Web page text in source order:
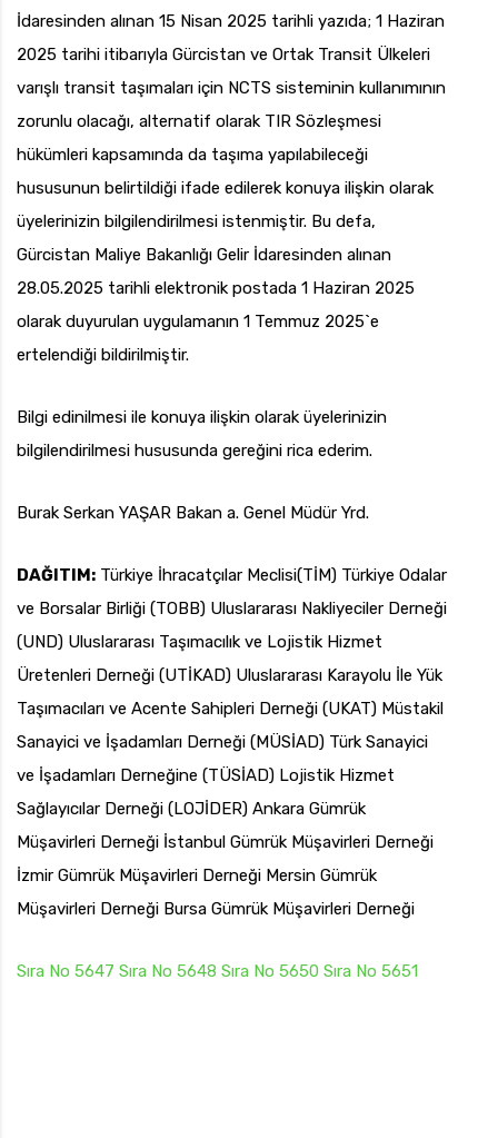
İdaresinden alınan 15 Nisan 2025 tarihli yazıda; 1 Haziran
2025 tarihi itibarıyla Gürcistan ve Ortak Transit Ülkeleri
varışlı transit taşımaları için NCTS sisteminin kullanımının
zorunlu olacağı, alternatif olarak TIR Sözleşmesi
hükümleri kapsamında da taşıma yapılabileceği
hususunun belirtildiği ifade edilerek konuya ilişkin olarak
üyelerinizin bilgilendirilmesi istenmiştir. Bu defa,
Gürcistan Maliye Bakanlığı Gelir İdaresinden alınan
28.05.2025 tarihli elektronik postada 1 Haziran 2025
olarak duyurulan uygulamanın 1 Temmuz 2025`e
ertelendiği bildirilmiştir.
Bilgi edinilmesi ile konuya ilişkin olarak üyelerinizin
bilgilendirilmesi hususunda gereğini rica ederim.
Burak Serkan YAŞAR Bakan a. Genel Müdür Yrd.
DAĞITIM: Türkiye İhracatçılar Meclisi(TİM) Türkiye Odalar
ve Borsalar Birliği (TOBB) Uluslararası Nakliyeciler Derneği
(UND) Uluslararası Taşımacılık ve Lojistik Hizmet
Üretenleri Derneği (UTİKAD) Uluslararası Karayolu İle Yük
Taşımacıları ve Acente Sahipleri Derneği (UKAT) Müstakil
Sanayici ve İşadamları Derneği (MÜSİAD) Türk Sanayici
ve İşadamları Derneğine (TÜSİAD) Lojistik Hizmet
Sağlayıcılar Derneği (LOJİDER) Ankara Gümrük
Müşavirleri Derneği İstanbul Gümrük Müşavirleri Derneği
İzmir Gümrük Müşavirleri Derneği Mersin Gümrük
Müşavirleri Derneği Bursa Gümrük Müşavirleri Derneği
Sıra No 5647 Sıra No 5648 Sıra No 5650 Sıra No 5651